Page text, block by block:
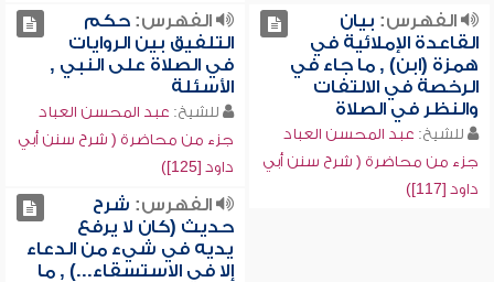
الفهرس: بيان
القاعدة الإملائية في
همزة (ابن) , ما جاء في
الرخصة في الالتفات
والنظر في الصلاة
للشيخ: عبد المحسن العباد
جزء من محاضرة ( شرح سنن أبي
داود [117])
الفهرس:حكم
التلفيق بين الروايات
في الصلاة على النبي ,
الأسئلة
للشيخ: عبد المحسن العباد
جزء من محاضرة ( شرح سنن أبي
داود [125])
الفهرس: شرح
حديث (كان لا يرفع
يديه في شيء من الدعاء
إلا في الاستسقاء...) , ما